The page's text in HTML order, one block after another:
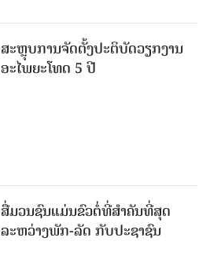
ອະໄພຍະໂທດ 5 ປີ
ລະຫວ່າງພັກ-ລັດ ກັບປະຊາຊົນ